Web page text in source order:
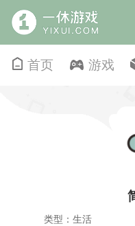
首页 游戏
类型：生活